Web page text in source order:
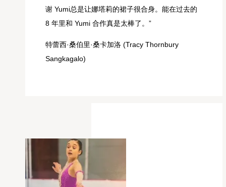
谢 Yumi总是让娜塔莉的裙子很合身。能在过去的
8 年里和 Yumi 合作真是太棒了。”
特蕾西·桑伯里·桑卡加洛 (Tracy Thornbury
Sangkagalo)